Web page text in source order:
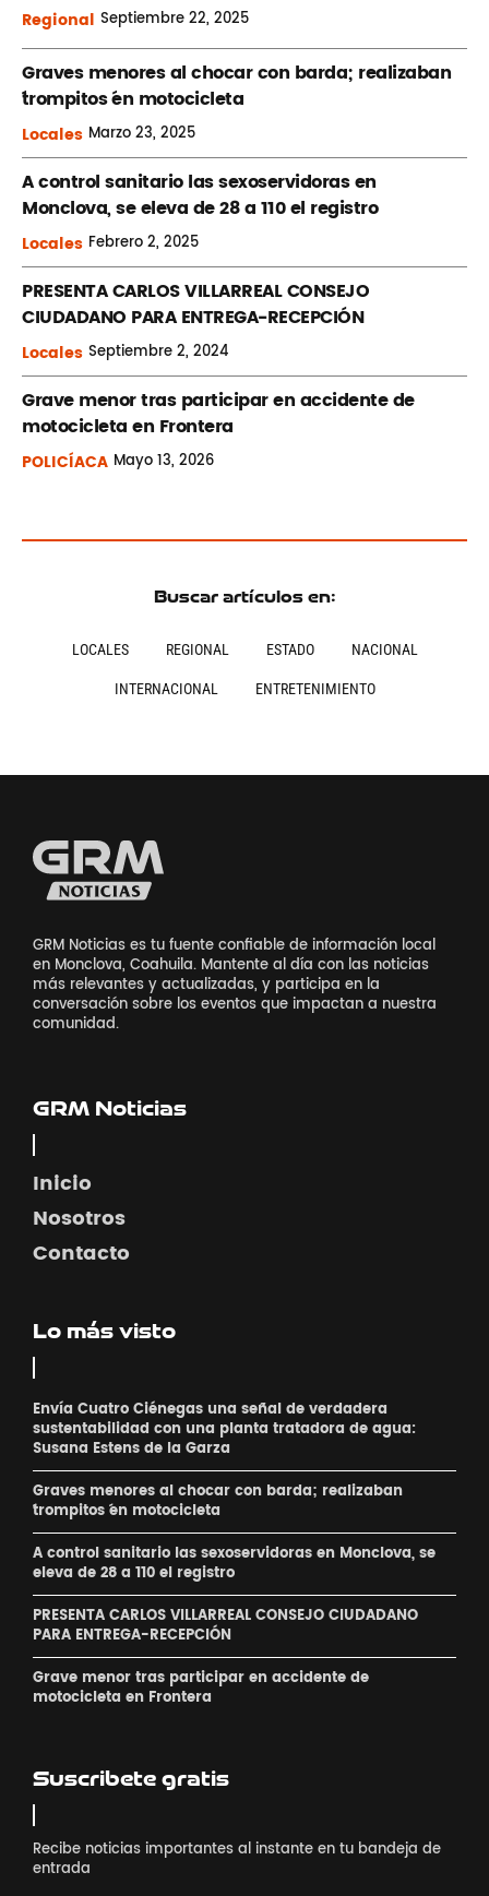
Regional Septiembre22, 2025
Graves menores al chocar con barda; realizaban
´trompitos ´en motocicleta
Locales Marzo23, 2025
A control sanitario las sexoservidoras en
Monclova, se eleva de 28 a 110 el registro
Locales Febrero2, 2025
PRESENTA CARLOS VILLARREAL CONSEJO
CIUDADANO PARA ENTREGA-RECEPCIÓN
Locales Septiembre2, 2024
Grave menor tras participar en accidente de
motocicleta en Frontera
POLICÍACA Mayo13, 2026
Buscar artículos en:
LOCALES REGIONAL ESTADO NACIONAL
INTERNACIONAL ENTRETENIMIENTO
GRM Noticias es tu fuente confiable de información local
en Monclova, Coahuila. Mantente al día con las noticias
más relevantes y actualizadas, y participa en la
conversación sobre los eventos que impactan a nuestra
comunidad.
GRM Noticias
Inicio
Nosotros
Contacto
Lo más visto
Envía Cuatro Ciénegas una señal de verdadera
sustentabilidad con una planta tratadora de agua:
Susana Estens de la Garza
Graves menores al chocar con barda; realizaban
´trompitos ´en motocicleta
A control sanitario las sexoservidoras en Monclova, se
eleva de 28 a 110 el registro
PRESENTA CARLOS VILLARREAL CONSEJO CIUDADANO
PARA ENTREGA-RECEPCIÓN
Grave menor tras participar en accidente de
motocicleta en Frontera
Suscribete gratis
Recibe noticias importantes al instante en tu bandeja de
entrada